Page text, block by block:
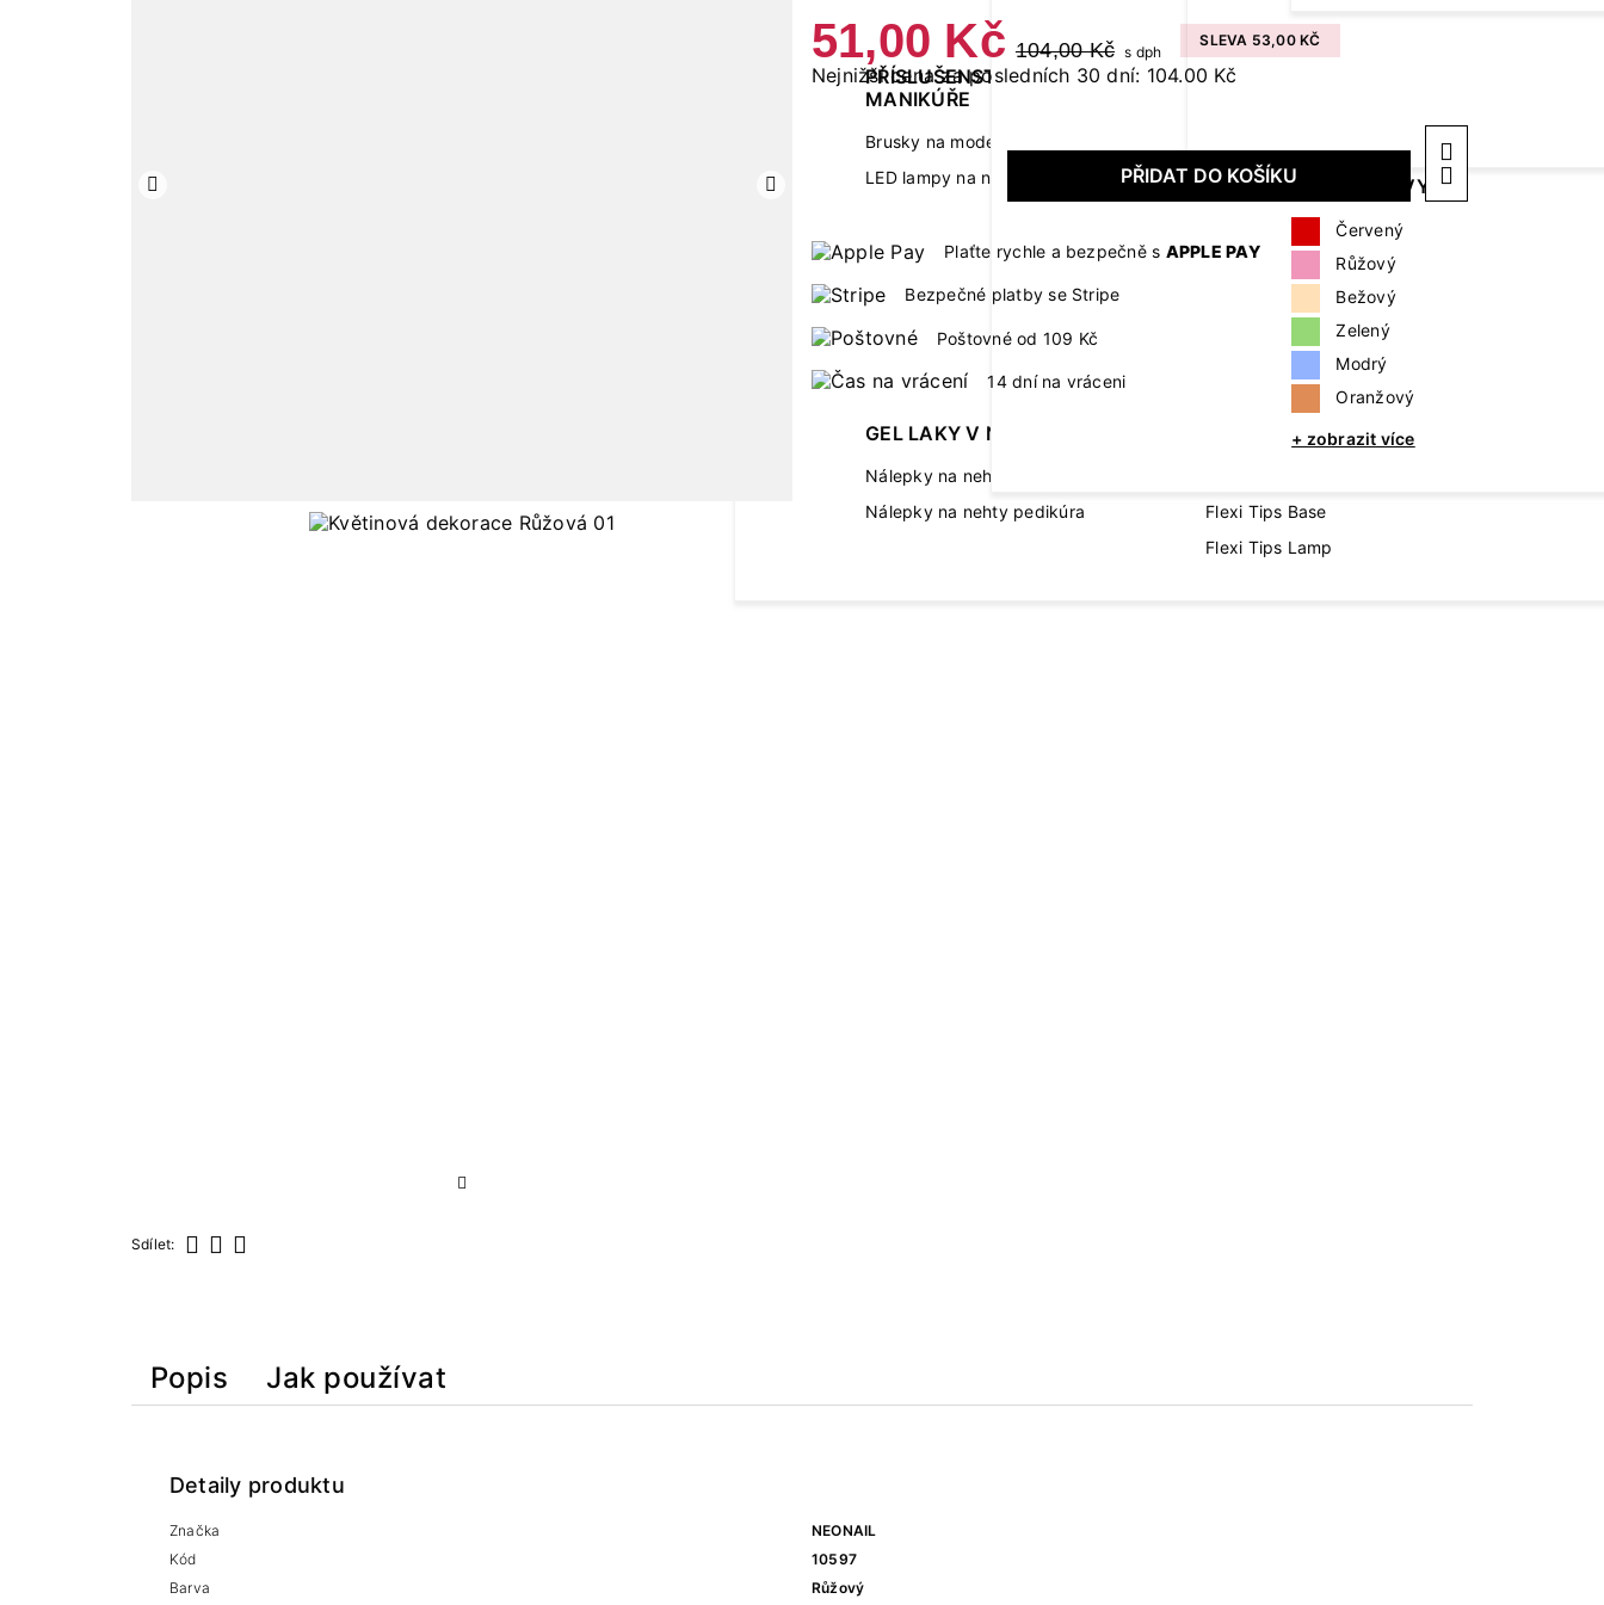
PŘÍSLUŠENSTVÍ K
MANIKÚŘE
Brusky na modeláž nehtů
LED lampy na nehty
DOPLŇKY A POTŘEBY
Kleštičky a nůžky
Štětečky
Příslušenství pro prodloužení
nehtů
Příslušenství pro zdobení nehtů
Doplňky k přístrojům
+ zobrazit více
GEL LAKY V NÁLEPCE
Nálepky na nehty manikúra
Nálepky na nehty pedikúra
FLEXI TIPS SYSTEM
Flexi Tips Base
Flexi Tips Lamp
KLASICKÉ
LAKY
ZOBRAZIT
PODLE BARVY
Červený
Růžový
Bežový
Zelený
Modrý
Oranžový
+ zobrazit více
Předchozí Další
Sdílet:
51,00 Kč 104,00 Kč s dph
SLEVA 53,00 KČ
Nejnižší cena za posledních 30 dní: 104.00 Kč
PŘIDAT DO KOŠÍKU
Plaťte rychle a bezpečně s APPLE PAY
Bezpečné platby se Stripe
Poštovné od 109 Kč
14 dní na vráceni
Popis Jak používat
Detaily produktu
Značka
NEONAIL
Kód
10597
Barva
Růžový